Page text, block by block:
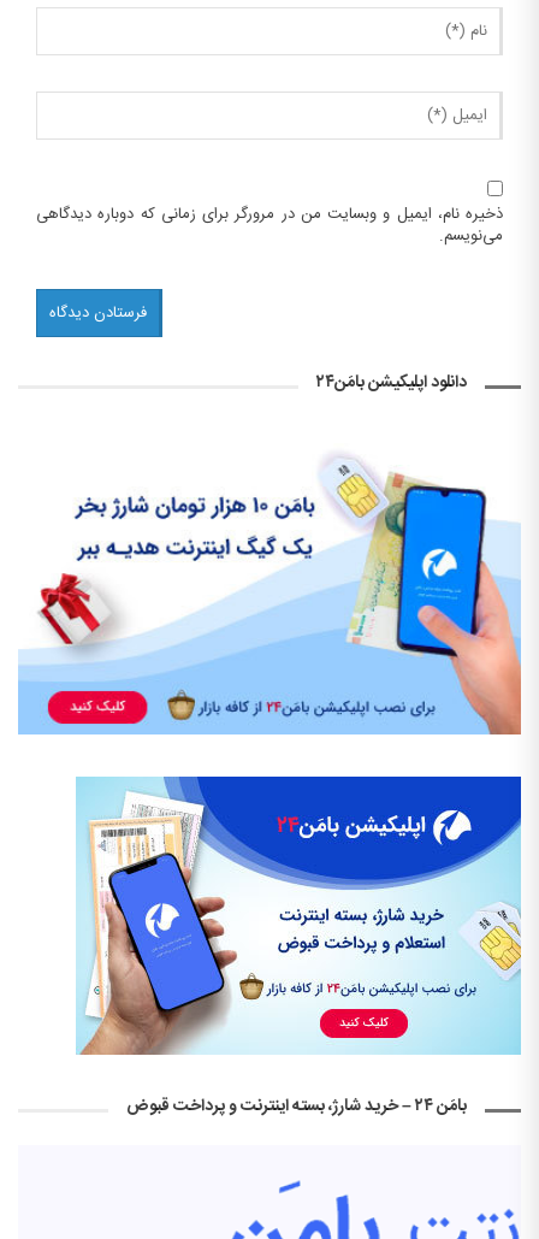
ذخیره نام، ایمیل و وبسایت من در مرورگر برای زمانی که دوباره دیدگاهی
می‌نویسم.
دانلود اپلیکیشن بامَن۲۴
بامَن ۲۴ – خرید شارژ، بسته اینترنت و پرداخت قبوض